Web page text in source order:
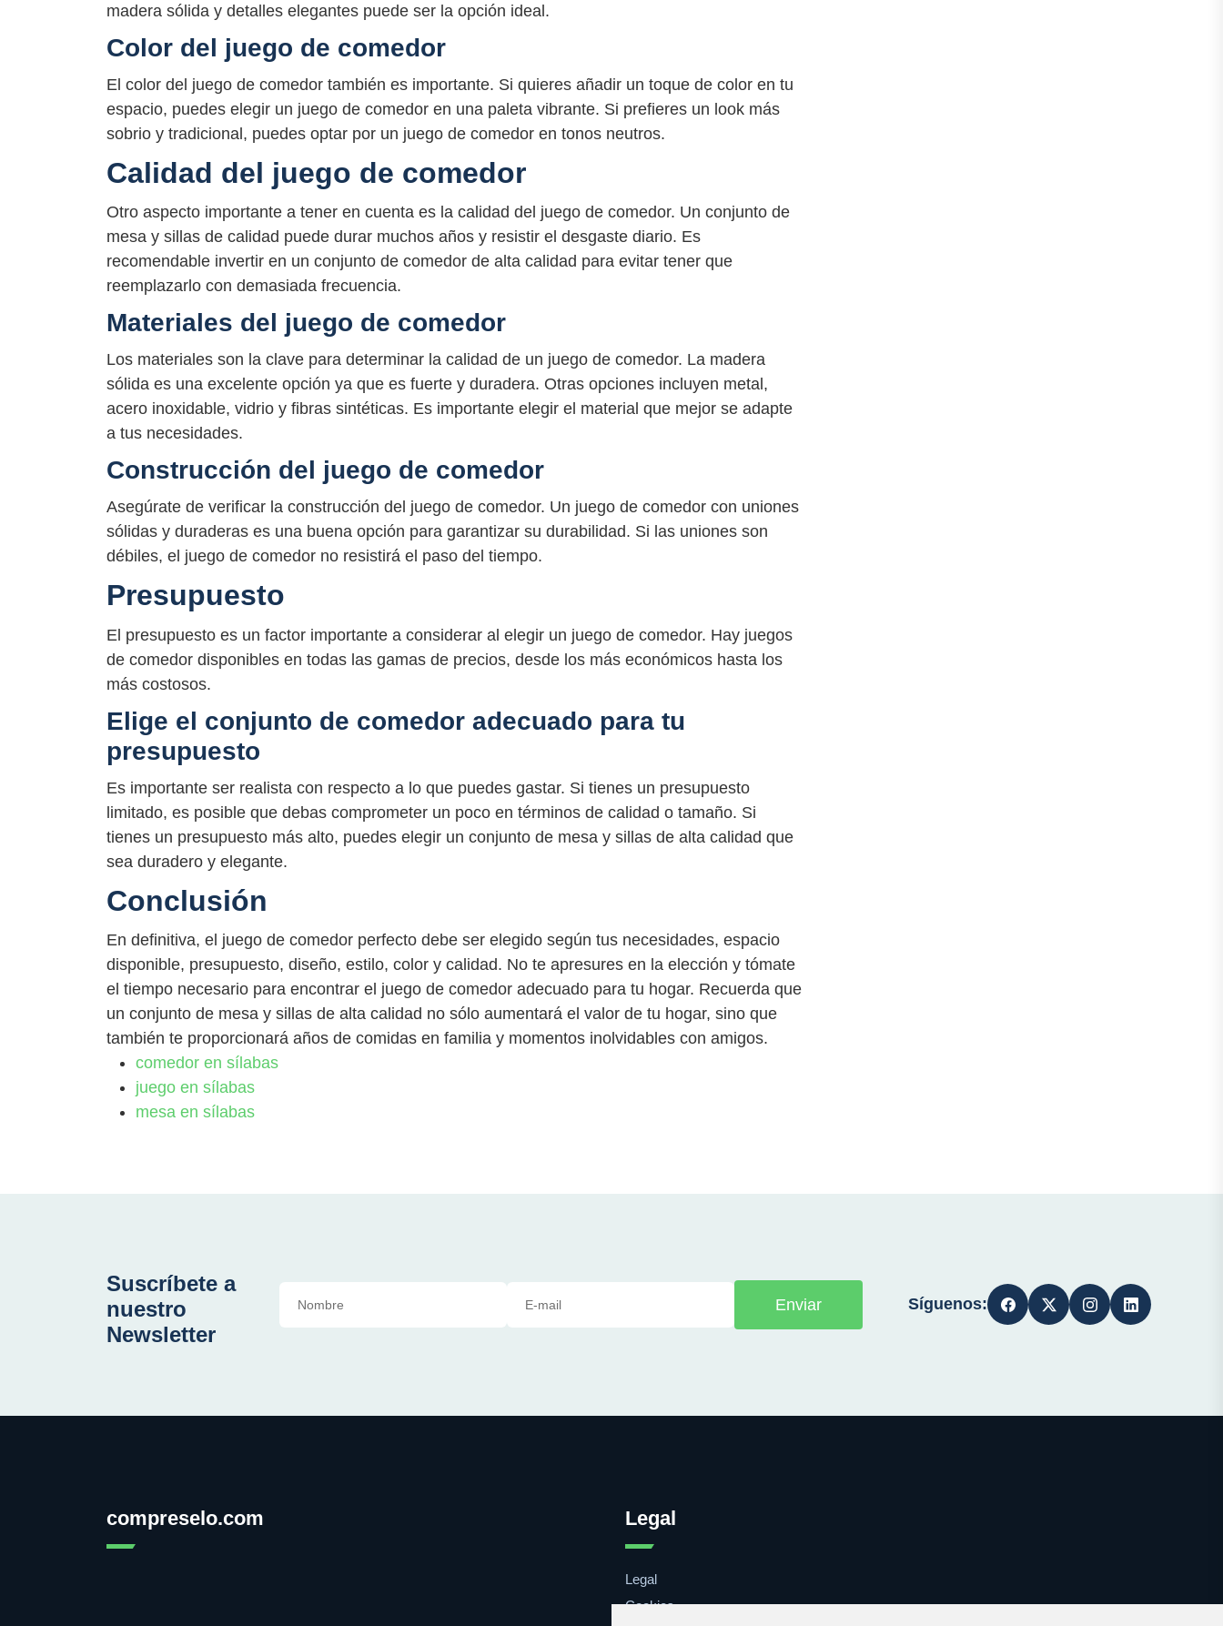
madera sólida y detalles elegantes puede ser la opción ideal.
Color del juego de comedor
El color del juego de comedor también es importante. Si quieres añadir un toque de color en tu
espacio, puedes elegir un juego de comedor en una paleta vibrante. Si prefieres un look más
sobrio y tradicional, puedes optar por un juego de comedor en tonos neutros.
Calidad del juego de comedor
Otro aspecto importante a tener en cuenta es la calidad del juego de comedor. Un conjunto de
mesa y sillas de calidad puede durar muchos años y resistir el desgaste diario. Es
recomendable invertir en un conjunto de comedor de alta calidad para evitar tener que
reemplazarlo con demasiada frecuencia.
Materiales del juego de comedor
Los materiales son la clave para determinar la calidad de un juego de comedor. La madera
sólida es una excelente opción ya que es fuerte y duradera. Otras opciones incluyen metal,
acero inoxidable, vidrio y fibras sintéticas. Es importante elegir el material que mejor se adapte
a tus necesidades.
Construcción del juego de comedor
Asegúrate de verificar la construcción del juego de comedor. Un juego de comedor con uniones
sólidas y duraderas es una buena opción para garantizar su durabilidad. Si las uniones son
débiles, el juego de comedor no resistirá el paso del tiempo.
Presupuesto
El presupuesto es un factor importante a considerar al elegir un juego de comedor. Hay juegos
de comedor disponibles en todas las gamas de precios, desde los más económicos hasta los
más costosos.
Elige el conjunto de comedor adecuado para tu
presupuesto
Es importante ser realista con respecto a lo que puedes gastar. Si tienes un presupuesto
limitado, es posible que debas comprometer un poco en términos de calidad o tamaño. Si
tienes un presupuesto más alto, puedes elegir un conjunto de mesa y sillas de alta calidad que
sea duradero y elegante.
Conclusión
En definitiva, el juego de comedor perfecto debe ser elegido según tus necesidades, espacio
disponible, presupuesto, diseño, estilo, color y calidad. No te apresures en la elección y tómate
el tiempo necesario para encontrar el juego de comedor adecuado para tu hogar. Recuerda que
un conjunto de mesa y sillas de alta calidad no sólo aumentará el valor de tu hogar, sino que
también te proporcionará años de comidas en familia y momentos inolvidables con amigos.
comedor en sílabas
juego en sílabas
mesa en sílabas
Suscríbete a
nuestro
Newsletter
Enviar Síguenos:
compreselo.com Legal
Legal
Cookies